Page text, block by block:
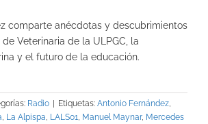
comparte anécdotas y descubrimientos
Veterinaria de la ULPGC, la
y el futuro de la educación.
Radio | Etiquetas: Antonio Fernández
La Alpispa LALS01 Manuel Maynar, Mercedes